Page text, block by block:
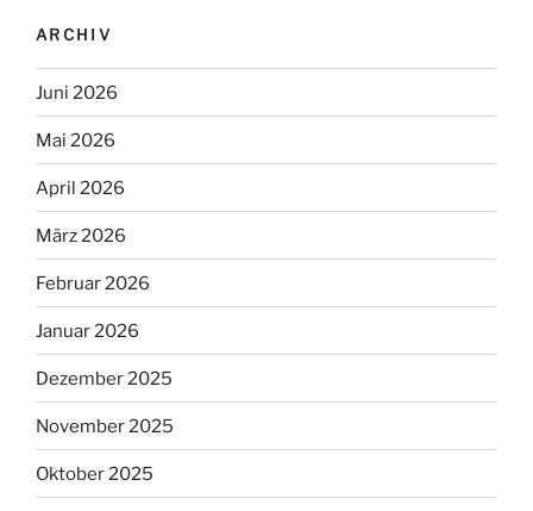
ARCHIV
Juni 2026
Mai 2026
April 2026
März 2026
Februar 2026
Januar 2026
Dezember 2025
November 2025
Oktober 2025